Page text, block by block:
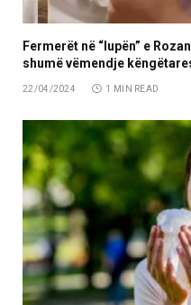
Fermerët në “lupën” e
shumë vëmendje
22/04/2024 1 MIN READ